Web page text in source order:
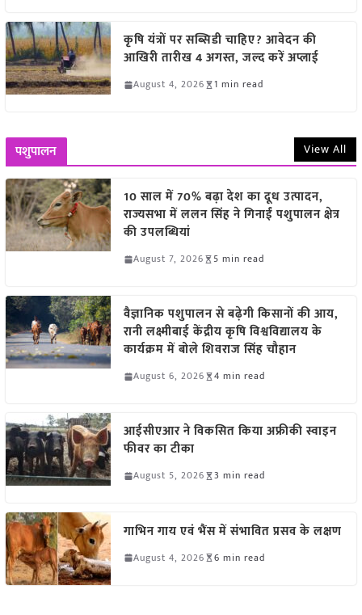
कृषि यंत्रों पर सब्सिडी चाहिए? आवेदन की
आखिरी तारीख 4 अगस्त, जल्द करें अप्लाई
August 4, 2026 1 min read
पशुपालन View All
10 साल में 70% बढ़ा देश का दूध उत्पादन,
राज्यसभा में ललन सिंह ने गिनाईं पशुपालन क्षेत्र
की उपलब्धियां
August 7, 2026 5 min read
वैज्ञानिक पशुपालन से बढ़ेगी किसानों की आय,
रानी लक्ष्मीबाई केंद्रीय कृषि विश्वविद्यालय के
कार्यक्रम में बोले शिवराज सिंह चौहान
August 6, 2026 4 min read
आईसीएआर ने विकसित किया अफ्रीकी स्वाइन
फीवर का टीका
August 5, 2026 3 min read
गाभिन गाय एवं भैंस में संभावित प्रसव के लक्षण
August 4, 2026 6 min read